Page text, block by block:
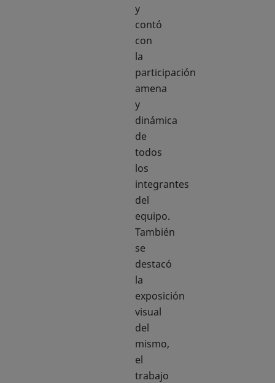
y
contó
con
la
participación
amena
y
dinámica
de
todos
los
integrantes
del
equipo.
También
se
destacó
la
exposición
visual
del
mismo,
el
trabajo